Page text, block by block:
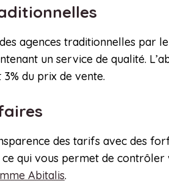
agences traditionnelles par
un service de qualité.
du prix de vente.
des tarifs avec des
qui vous permet de
Abitalis.